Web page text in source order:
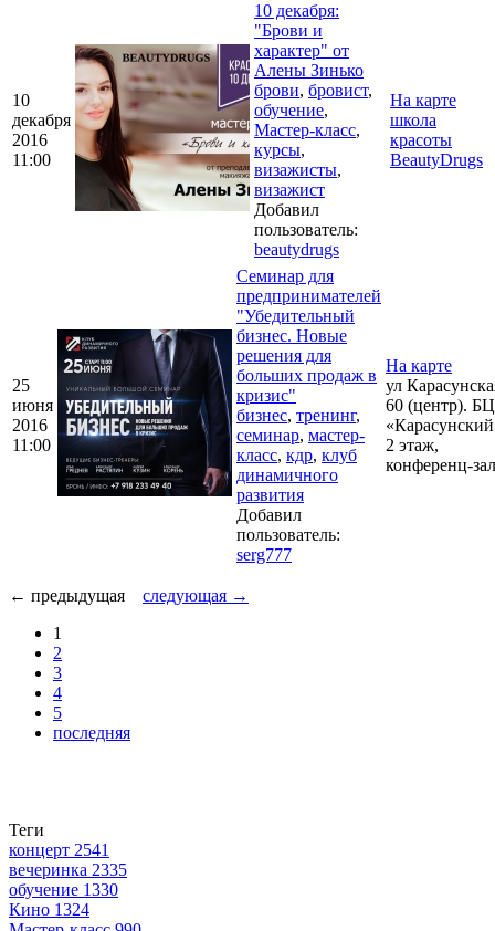
10
декабря
2016
11:00
10 декабря:
"Брови и
характер" от
Алены Зинько
брови, бровист,
обучение,
Мастер-класс,
курсы,
визажисты,
визажист
Добавил
пользователь:
beautydrugs
На карте
школа
красоты
BeautyDrugs
25
июня
2016
11:00
Семинар для
предпринимателей
"Убедительный
бизнес. Новые
решения для
больших продаж в
кризис"
бизнес, тренинг,
семинар, мастер-
класс, кдр, клуб
динамичного
развития
Добавил
пользователь:
serg777
На карте
ул
60 (центр). БЦ
2 этаж,
конференц-зал
← предыдущая следующая →
1
2
3
4
5
последняя
Теги
концерт 2541
вечеринка 2335
обучение 1330
Кино 1324